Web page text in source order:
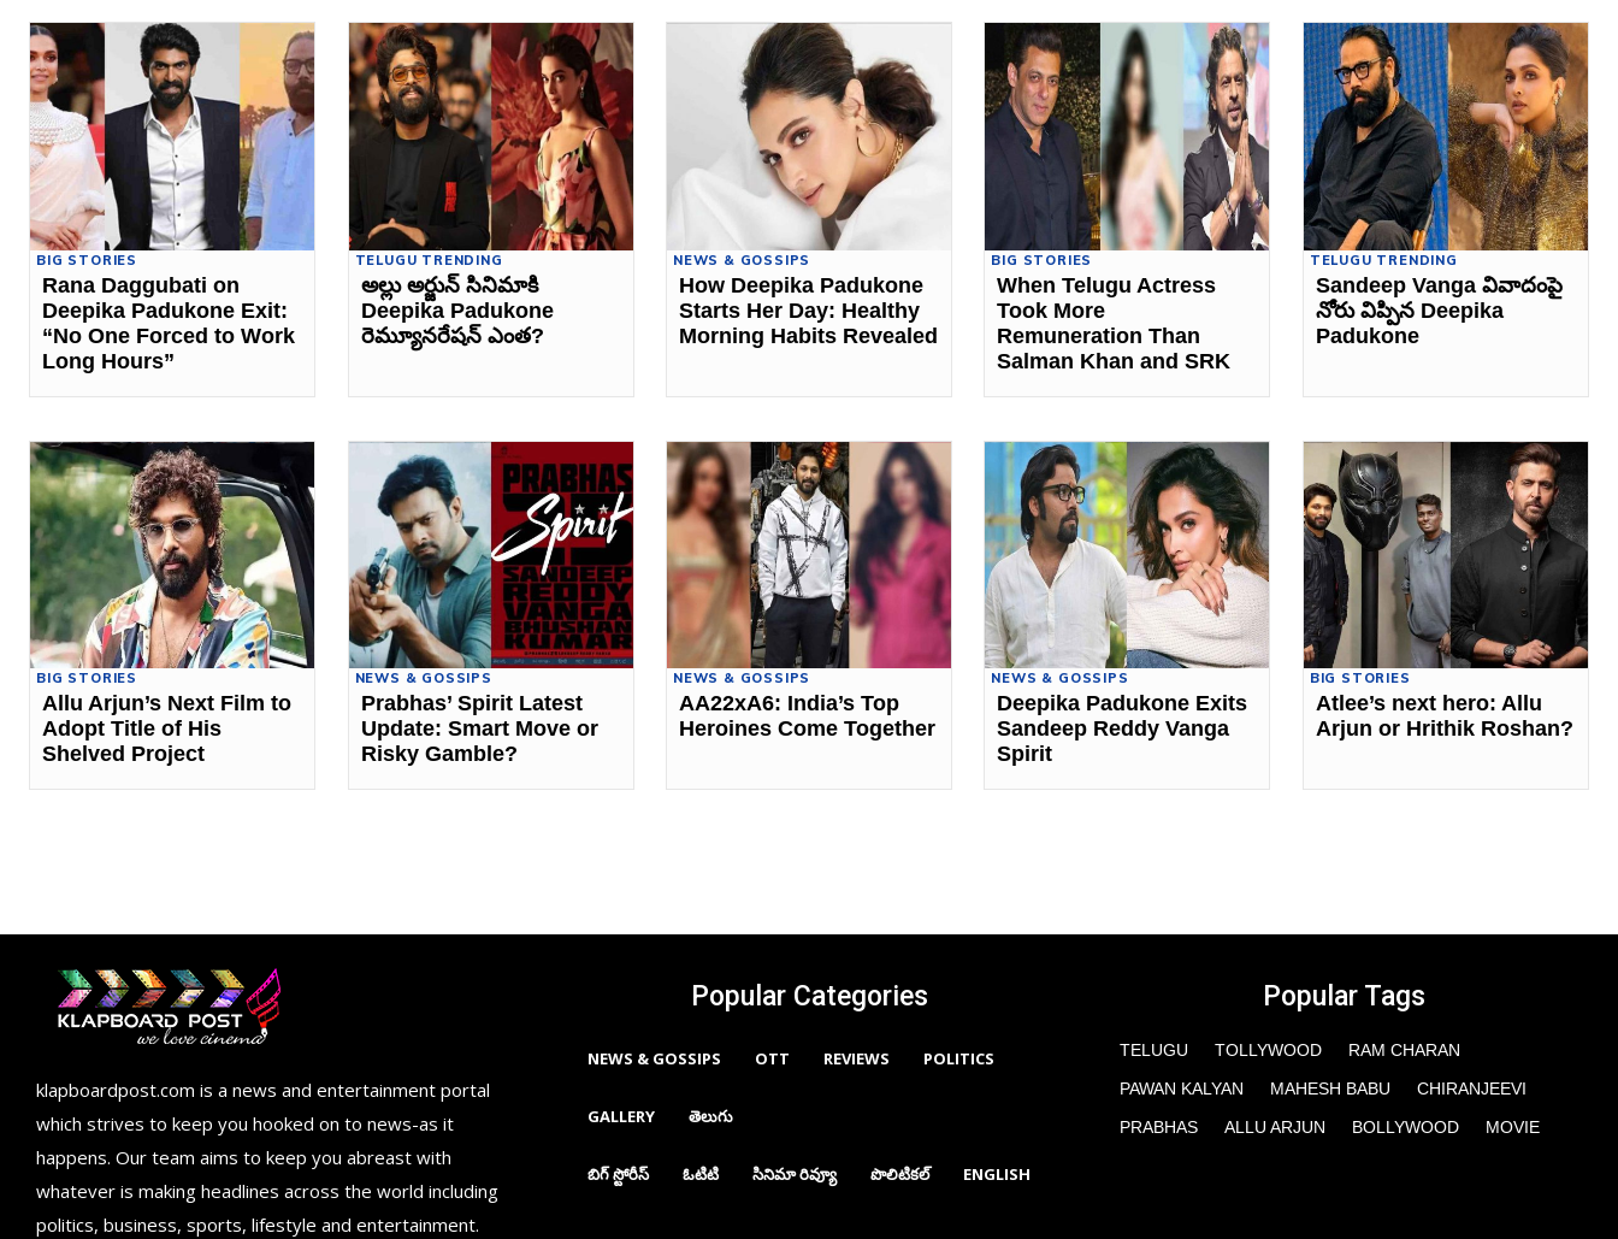
BIG STORIES
Rana Daggubati on
Deepika Padukone Exit:
“No One Forced to Work
Long Hours”
TELUGU TRENDING
అల్లు అర్జున్ సినిమాకి
Deepika Padukone
రెమ్యూనరేషన్ ఎంత?
NEWS & GOSSIPS
How Deepika Padukone
Starts Her Day: Healthy
Morning Habits Revealed
BIG STORIES
When Telugu Actress
Took More
Remuneration Than
Salman Khan and SRK
TELUGU TRENDING
Sandeep Vanga వివాదంపై
నోరు విప్పిన Deepika
Padukone
BIG STORIES
Allu Arjun’s Next Film to
Adopt Title of His
Shelved Project
NEWS & GOSSIPS
Prabhas’ Spirit Latest
Update: Smart Move or
Risky Gamble?
NEWS & GOSSIPS
AA22xA6: India’s Top
Heroines Come Together
NEWS & GOSSIPS
Deepika Padukone Exits
Sandeep Reddy Vanga
Spirit
BIG STORIES
Atlee’s next hero: Allu
Arjun or Hrithik Roshan?
klapboardpost.com is a news and entertainment portal
which strives to keep you hooked on to news-as it
happens. Our team aims to keep you abreast with
whatever is making headlines across the world including
politics, business, sports, lifestyle and entertainment.
Popular Categories
NEWS & GOSSIPS OTT REVIEWS POLITICS
GALLERY తెలుగు
బిగ్ స్టోరీస్ ఓటిటి సినిమా రివ్యూ పొలిటికల్ ENGLISH
Popular Tags
TELUGU TOLLYWOOD
RAM CHARAN
PAWAN KALYAN
MAHESH BABU
CHIRANJEEVI
PRABHAS
ALLU ARJUN BOLLYWOOD MOVIE